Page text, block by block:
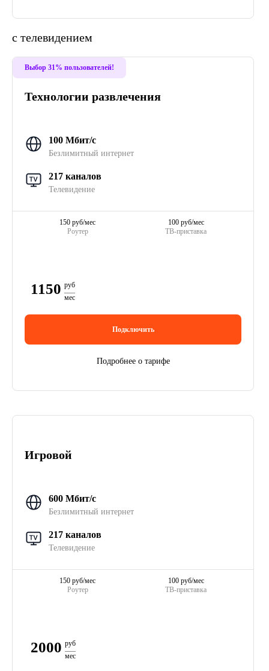
с телевидением
Выбор 31% пользователей!
Технологии развлечения
100 Мбит/с
Безлимитный интернет
217 каналов
Телевидение
Роутер
150 руб/мес
ТВ-приставка
100 руб/мес
1150 руб
мес
Подключить
Подробнее о тарифе
Игровой
600 Мбит/с
Безлимитный интернет
217 каналов
Телевидение
Роутер
150 руб/мес
ТВ-приставка
100 руб/мес
2000 руб
мес